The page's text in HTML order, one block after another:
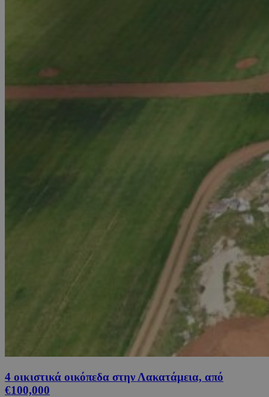
4 οικιστικά οικόπεδα στην Λακατάμεια, από
€100,000